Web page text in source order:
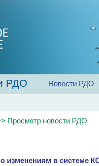
обществе Рекомендации
РДО Новости РДО
Просмотр новости РДО
изменениям в системе